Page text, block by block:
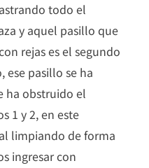
todo el
y aquel pasillo que
rejas es el segundo
ese pasillo se ha
ha obstruido el
1 y 2, en este
limpiando de forma
ingresar con